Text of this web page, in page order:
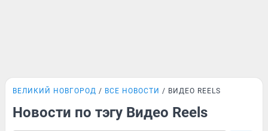
ВЕЛИКИЙ НОВГОРОД ВСЕ НОВОСТИ ВИДЕО REELS
Новости по тэгу Видео Reels